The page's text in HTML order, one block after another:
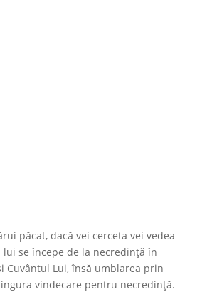
păcat, dacă vei cerceta vei vedea
lui se începe de la necredință în
Cuvântul Lui, însă umblarea prin
vindecare pentru necredință.